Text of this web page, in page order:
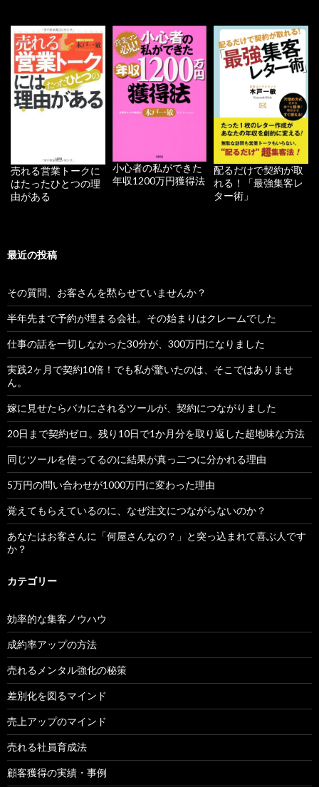
売れる営業トークに
はたったひとつの理
由がある
小心者の私ができた
年収1200万円獲得法
配るだけで契約が取
れる！「最強集客レ
ター術」
最近の投稿
その質問、お客さんを黙らせていませんか？
半年先まで予約が埋まる会社。その始まりはクレームでした
仕事の話を一切しなかった30分が、300万円になりました
実践2ヶ月で契約10倍！でも私が驚いたのは、そこではありませ
ん。
嫁に見せたらバカにされるツールが、契約につながりました
20日まで契約ゼロ。残り10日で1か月分を取り返した超地味な方法
同じツールを使ってるのに結果が真っ二つに分かれる理由
5万円の問い合わせが1000万円に変わった理由
覚えてもらえているのに、なぜ注文につながらないのか？
あなたはお客さんに「何屋さんなの？」と突っ込まれて喜ぶ人です
か？
カテゴリー
効率的な集客ノウハウ
成約率アップの方法
売れるメンタル強化の秘策
差別化を図るマインド
売上アップのマインド
売れる社員育成法
顧客獲得の実績・事例